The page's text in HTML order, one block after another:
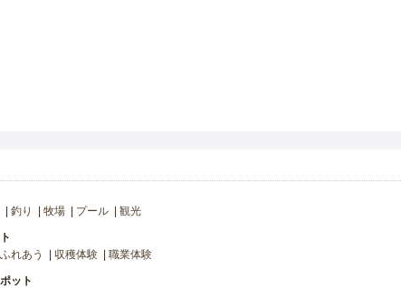
釣り 牧場 プール 観光
れあう 収穫体験 職業体験
ット